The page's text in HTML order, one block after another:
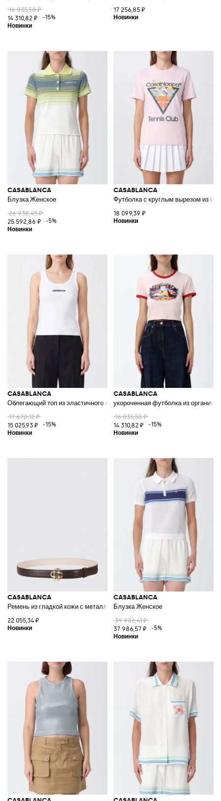
16 835,58 ₽
14 310,82 ₽
-15%
17 256,85 ₽
CASABLANCA
Блузка Женское
26 938,45 ₽
25 592,86 ₽
-5%
CASABLANCA
Футболка с круглым вырезом из
18 099,39 ₽
CASABLANCA
Облегающий топ из эластичного хлопка с контрастным логотипом
17 678,12 ₽
15 025,93 ₽
-15%
CASABLANCA
укороченная футболка из
16 835,58 ₽
14 310,82 ₽
-15%
CASABLANCA
Ремень из гладкой кожи с металлической пряжкой-монограммой
22 055,34 ₽
CASABLANCA
Блузка Женское
39 986,41 ₽
37 986,57 ₽
-5%